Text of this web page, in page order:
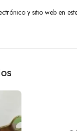
y sitio web en